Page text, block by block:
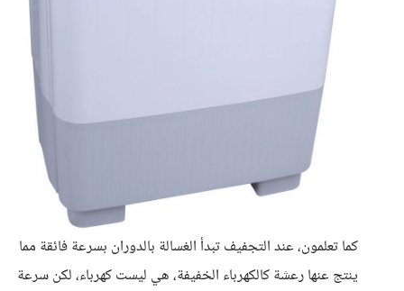
كما تعلمون، عند التجفيف تبدأ الغسالة بالدوران بسرعة فائقة مما
ينتج عنها رعشة كالكهرباء الخفيفة، هي ليست كهرباء، لكن سرعة